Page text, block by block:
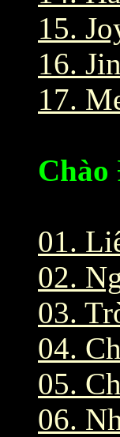
15.
16.
17.
Chào
01.
02.
03.
04.
05.
06.